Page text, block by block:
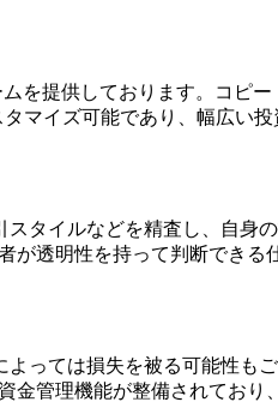
を提供しております。コピ
マイズ可能であり、幅広い投
タイルなどを精査し、自身
透明性を持って判断できる
っては損失を被る可能性も
管理機能が整備されており